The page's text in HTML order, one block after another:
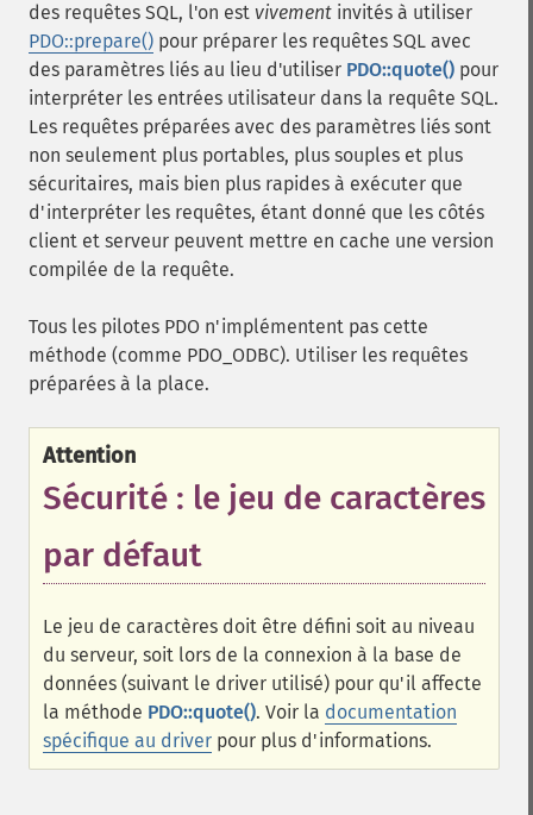
des requêtes SQL, l'on est vivement invités à utiliser
PDO::prepare() pour préparer les requêtes SQL avec
des paramètres liés au lieu d'utiliser PDO::quote() pour
interpréter les entrées utilisateur dans la requête SQL.
Les requêtes préparées avec des paramètres liés sont
non seulement plus portables, plus souples et plus
sécuritaires, mais bien plus rapides à exécuter que
d'interpréter les requêtes, étant donné que les côtés
client et serveur peuvent mettre en cache une version
compilée de la requête.
Tous les pilotes PDO n'implémentent pas cette
méthode (comme PDO_ODBC). Utiliser les requêtes
préparées à la place.
Attention
Sécurité : le jeu de caractères
par défaut
Le jeu de caractères doit être défini soit au niveau
du serveur, soit lors de la connexion à la base de
données (suivant le driver utilisé) pour qu'il affecte
la méthode PDO::quote(). Voir la documentation
spécifique au driver pour plus d'informations.